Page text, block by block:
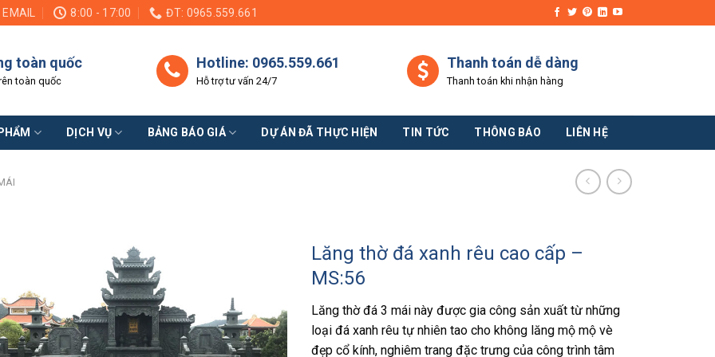
EMAIL 8:00 - 17:00 ĐT: 0965.559.661
toàn quốc
toàn quốc
Hotline: 0965.559.661
Hỗ trợ tư vấn 24/7
Thanh toán dễ dàng
Thanh toán khi nhận hàng
DỊCH VỤ BẢNG BÁO GIÁ DỰ ÁN ĐÃ THỰC HIỆN TIN TỨC THÔNG BÁO LIÊN HỆ
Lăng thờ đá xanh rêu cao cấp –
MS:56
Lăng thờ đá 3 mái này được gia công sản xuất từ những
loại đá xanh rêu tự nhiên tao cho không lăng mộ mộ vè
đẹp cổ kính, nghiêm trang đặc trưng của công trình tâm